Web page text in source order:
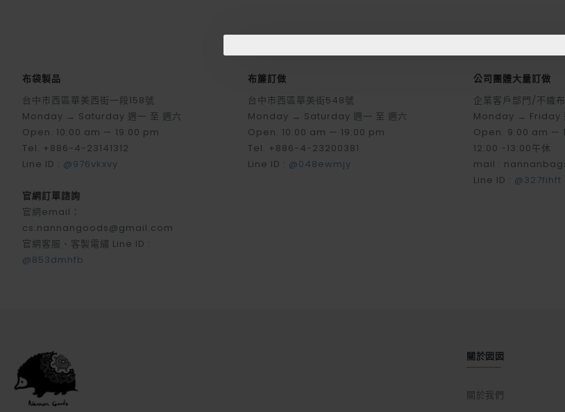
布袋製品
台中市西區華美西街一段158號
Monday → Saturday 週一 至 週六
Open. 10:00 am — 19:00 pm
Tel. +886-4-23141312
Line ID : @976vkxvy
官網訂單諮詢
官網email：
cs.nannangoods@gmail.com
官網客服、客製電繡 Line ID :
@853dmhfb
布簾訂做
台中市西區華美街548號
Monday → Saturday 週一 至 週六
Open. 10:00 am — 19:00 pm
Tel. +886-4-23200381
Line ID : @048ewmjy
公司團體大量訂做
企業客戶部門/不織
Monday → Friday
Open. 9:00 am —
12:00 -13:00午休
mail :
Line ID : @327fihft
關於囡囡
關於我們